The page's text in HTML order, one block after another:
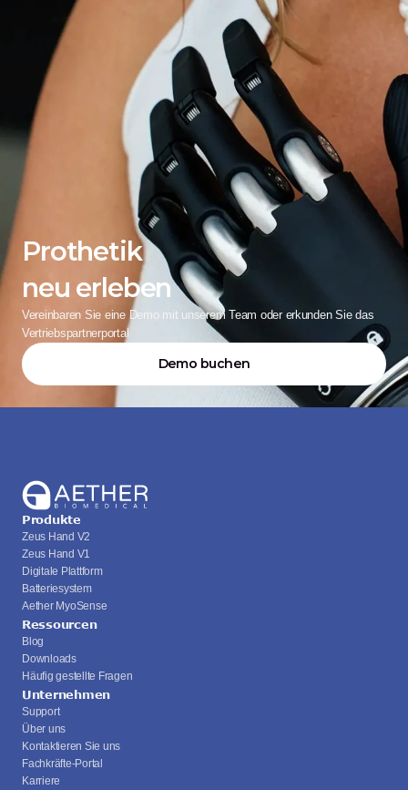
Prothetik
neu erleben
Vereinbaren Sie eine Demo mit unserem Team oder erkunden Sie das
Vertriebspartnerportal
Demo buchen
Produkte
Zeus Hand V2
Zeus Hand V1
Digitale Plattform
Batteriesystem
Aether MyoSense
Ressourcen
Blog
Downloads
Häufig gestellte Fragen
Unternehmen
Support
Über uns
Kontaktieren Sie uns
Fachkräfte-Portal
Karriere